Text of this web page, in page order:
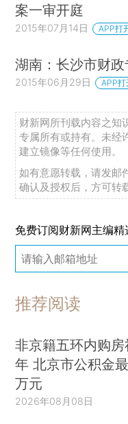
案一审开庭
2015年07月14日 APP打
湖南：长沙市财
2015年06月29日 APP打
财新网所刊载内容之知
专属所有或持有。未经
建立镜像等任何使用。
如有意愿转载，请发邮
确认及授权后，方可转
免费订阅财新网主编精
推荐阅读
非京籍五环内购
年 北京市公积金
万元
2026年08月08日